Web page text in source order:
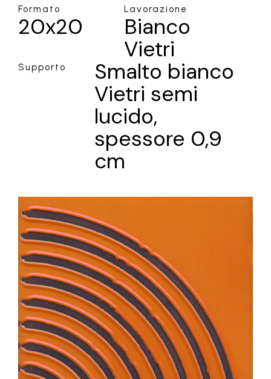
Formato
20x20
Lavorazione
Bianco
Vietri
Supporto
Smalto bianco
Vietri semi
lucido,
spessore 0,9
cm